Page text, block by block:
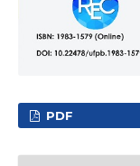
PDF